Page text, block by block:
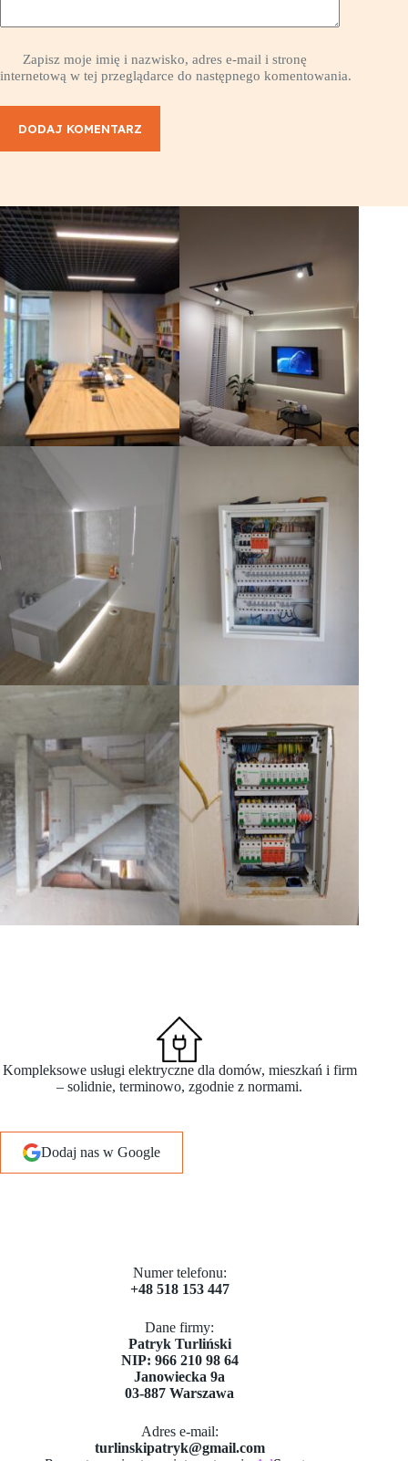
Zapisz moje imię i nazwisko, adres e-mail i stronę
internetową w tej przeglądarce do następnego komentowania.
DODAJ KOMENTARZ
Kompleksowe usługi elektryczne dla domów, mieszkań i firm
– solidnie, terminowo, zgodnie z normami.
Dodaj nas w Google
Numer telefonu:
+48 518 153 447
Dane firmy:
​Patryk Turliński
NIP: 966 210 98 64
Janowiecka 9a
03-887 Warszawa
Adres e-mail:
turlinskipatryk@gmail.com